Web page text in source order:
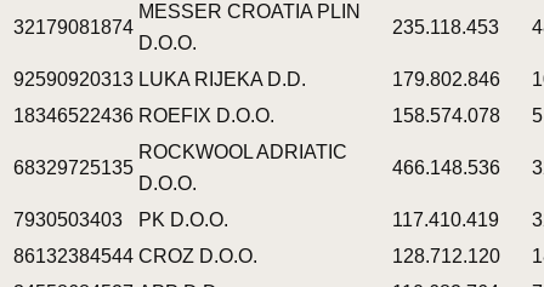
32179081874
MESSER CROATIA PLIN
D.O.O.
235.118.453
92590920313 LUKA RIJEKA D.D. 179.802.846
18346522436 ROEFIX D.O.O. 158.574.078
68329725135
ROCKWOOL ADRIATIC
D.O.O.
466.148.536
7930503403 PK D.O.O. 117.410.419
86132384544 CROZ D.O.O. 128.712.120